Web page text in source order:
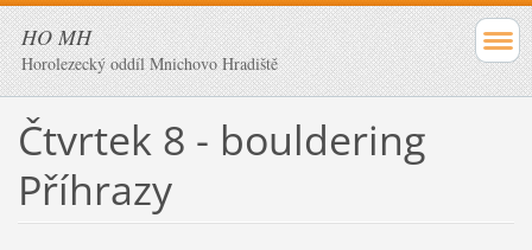
HO MH
Horolezecký oddíl Mnichovo Hradiště
Čtvrtek 8 - bouldering
Příhrazy